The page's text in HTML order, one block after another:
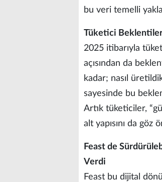
bu veri temelli
Tüketici
2025 itibarıyla
açısından da
kadar; nasıl
sayesinde bu
Artık tüketiciler,
alt yapısını da
Feast de
Verdi
Feast bu dijital